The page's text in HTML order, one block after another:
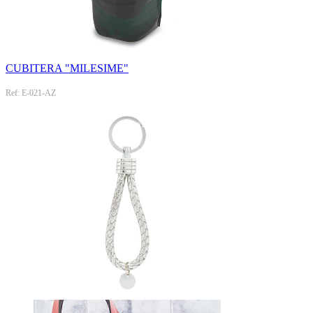
CUBITERA "MILESIME"
Ref: E-021-AZ